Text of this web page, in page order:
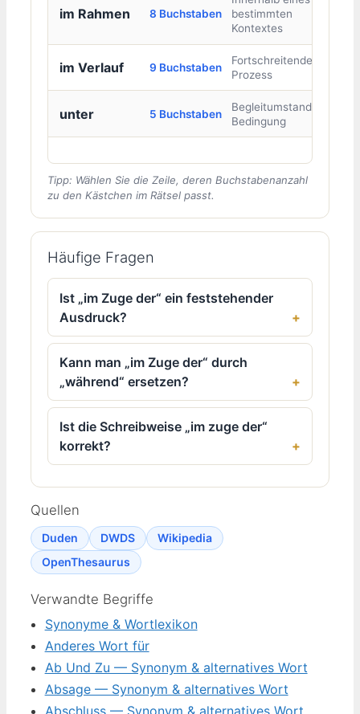
im Rahmen 8 Buchstaben
bestimmten
Kontextes
im Verlauf 9 Buchstaben
Fortschreitender
Prozess
unter 5 Buchstaben
Begleitumstand oder
Bedingung
Tipp: Wählen Sie die Zeile, deren Buchstabenanzahl
zu den Kästchen im Rätsel passt.
Häufige Fragen
Ist „im Zuge der“ ein feststehender
Ausdruck?
Kann man „im Zuge der“ durch
„während“ ersetzen?
Ist die Schreibweise „im zuge der“
korrekt?
Quellen
Duden DWDS
Wikipedia
OpenThesaurus
Verwandte Begriffe
Synonyme & Wortlexikon
Anderes Wort für
Ab Und Zu — Synonym & alternatives Wort
Absage — Synonym & alternatives Wort